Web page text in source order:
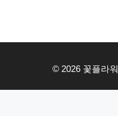
© 2026 꽃플라워